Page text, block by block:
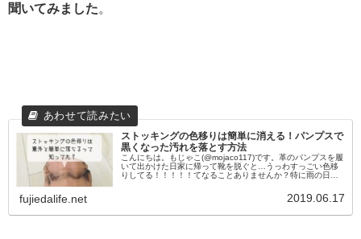
聞いてみました。
ストッキングの色移りは簡単に消える！パンプスで
黒くなった汚れを落とす方法
こんにちは。もじゃこ(@mojaco117)です。革のパンプスを履
いて出かけた日家に帰って靴を脱ぐと…うっわすっごい色移
りしてる！！！！！てなることありませんか？特に雨の日や
fujiedalife.net 2019.06.17